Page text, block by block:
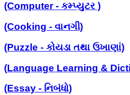
(Computer - કમ્પ્યુટર )
(Cooking - વાનગી)
(Puzzle - કોયડા તથા ઉખાણાં)
(Language Learning &
(Essay - નિબંધો)